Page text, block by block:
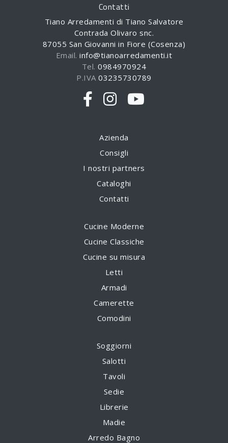
Contatti
Tiano Arredamenti di Tiano Salvatore
Contrada Olivaro snc.
87055 San Giovanni in Fiore (Cosenza)
Email.info@tianoarredamenti.it
Tel.0984970924
P.IVA03235730789
Azienda
Consigli
I nostri partners
Cataloghi
Contatti
Cucine Moderne
Cucine Classiche
Cucine su misura
Letti
Armadi
Camerette
Comodini
Soggiorni
Salotti
Tavoli
Sedie
Librerie
Madie
Arredo Bagno